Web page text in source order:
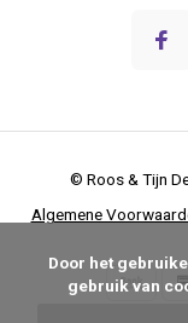
Algemene
© Roos & Tijn
gebruik van